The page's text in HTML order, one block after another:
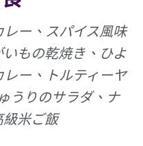
ー、スパイス風味
もの乾焼き、ひよ
ー、トルティーヤ
うりのサラダ、ナ
級米ご飯